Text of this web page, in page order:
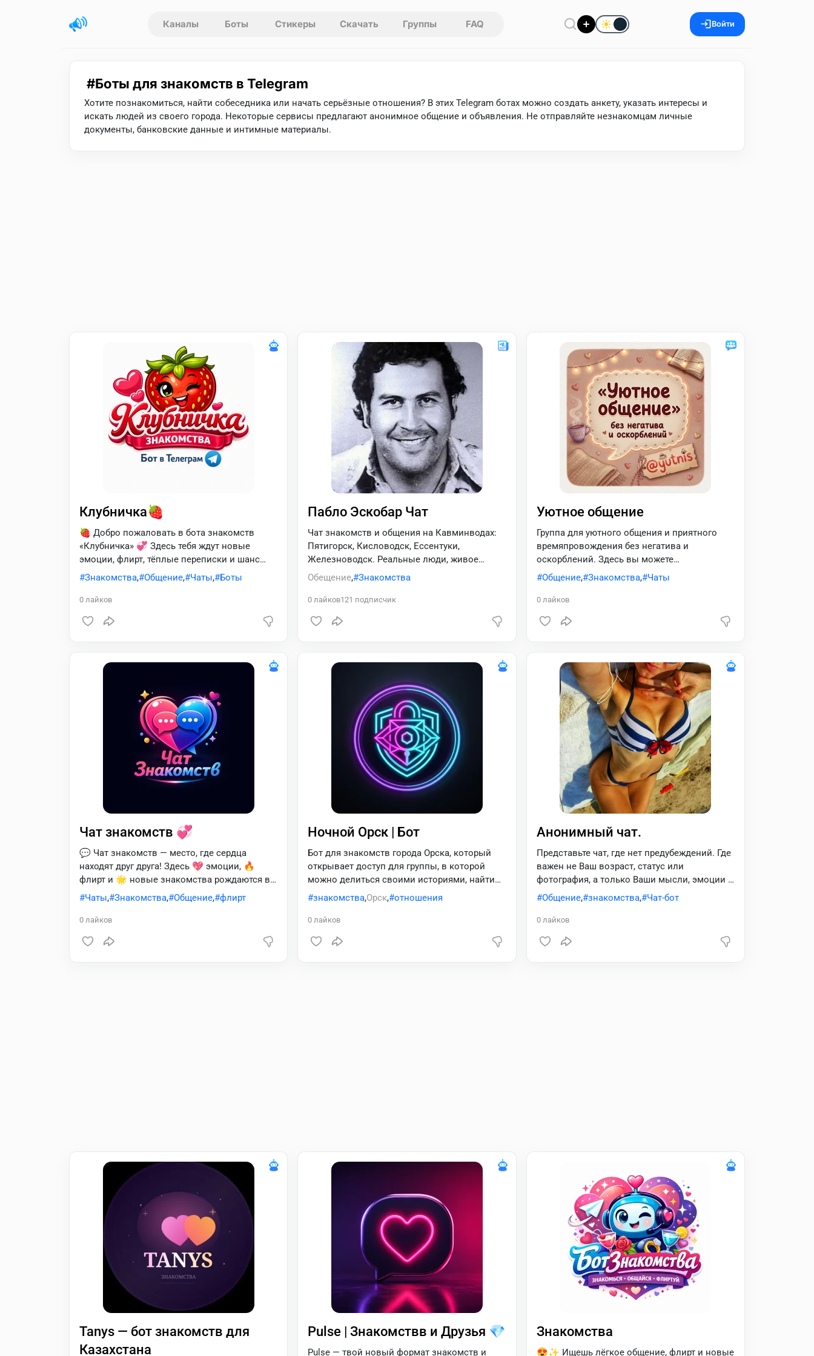
Каналы Боты Стикеры Скачать Группы FAQ Войти
Боты для знакомств в Telegram
Хотите познакомиться, найти собеседника или начать серьёзные отношения? В этих Telegram ботах можно создать анкету, указать интересы и
искать людей из своего города. Некоторые сервисы предлагают анонимное общение и объявления. Не отправляйте незнакомцам личные
документы, банковские данные и интимные материалы.
Клубничка🍓
🍓 Добро пожаловать в бота знакомств
«Клубничка» 💞 Здесь тебя ждут новые
эмоции, флирт, тёплые переписки и шанс
найти свою симпатию 💋 Общайся,
моментом 💌✨
Знакомства, Общение, Чаты, Боты
0 лайков
Пабло Эскобар Чат
Чат знакомств и общения на Кавминводах:
Пятигорск, Кисловодск, Ессентуки,
Железноводск. Реальные люди, живое
общение, новые знакомства. Заходи! 🌴
Обещение, Знакомства
0 лайков121 подписчик
Уютное общение
Группа для уютного общения и приятного
времяпровождения без негатива и
оскорблений. Здесь вы можете
познакомится с различными людьми и
Общение, Знакомства, Чаты
0лайков
Чат знакомств 💞
💬 Чат знакомств — место, где сердца
находят друг друга! Здесь 💖 эмоции, 🔥
флирт и 🌟 новые знакомства рождаются в
каждом сообщении. Погрузись в атмосферу
общения, где каждый диалог может стать
началом чего‑то особенного 💌✨
Чаты, Знакомства, Общение, флирт
0 лайков
Ночной Орск | Бот
Бот для знакомств города Орска, который
открывает доступ для группы, в которой
можно делиться своими историями, найти
себе вторую половинку и многое другое.
знакомства,Орск, отношения
0 лайков
Анонимный чат.
Представьте чат, где нет предубеждений. Где
важен не Ваш возраст, статус или
фотография, а только Ваши мысли, эмоции и
чувство юмора. Наш анонимный чат - это
общения.
Общение, знакомства, Чат-бот
0лайков
Tanys — бот знакомств для
Казахстана
Pulse | Знакомствв и Друзья 💎
Pulse — твой новый формат знакомств и
Знакомства
😍✨ Ищешь лёгкое общение, флирт и новые